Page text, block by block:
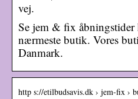
vej.
Se jem & fix
nærmeste butik. Vores
Danmark.
http s://etilbudsavis.dk › jem-fix ›